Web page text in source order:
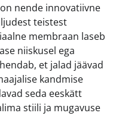
nende innovatiivne
teistest
membraan laseb
niiskusel ega
et jalad jäävad
kandmise
seda eeskätt
stiili ja mugavuse